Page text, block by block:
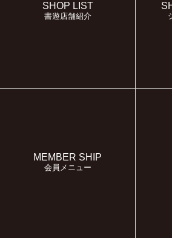
SHOP LIST
書遊店舗紹介
MEMBER SHIP
会員メニュー